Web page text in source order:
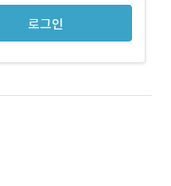
로그인